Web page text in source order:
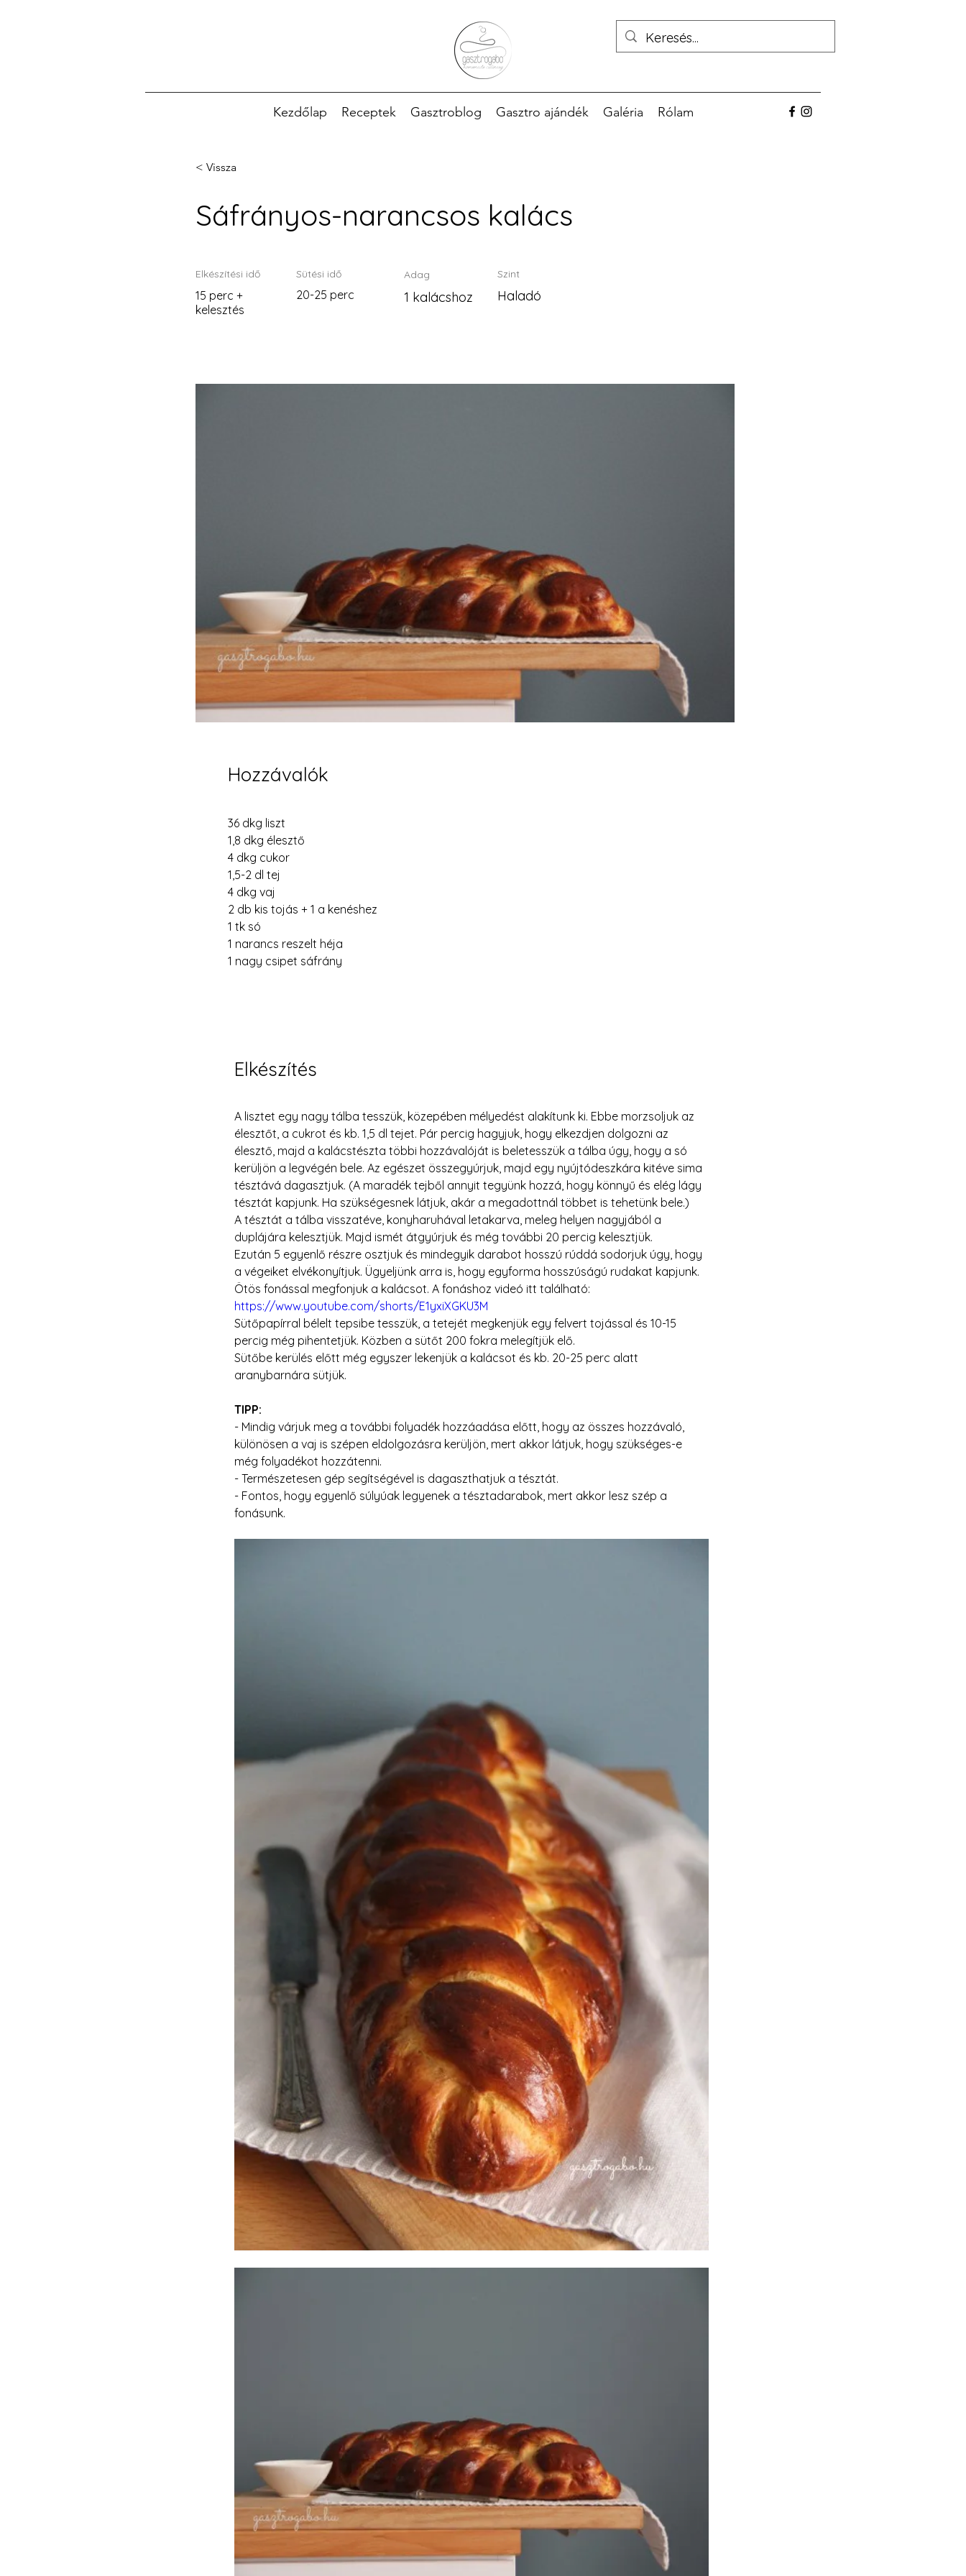
Kezdőlap Receptek Gasztroblog Gasztro ajándék Galéria Rólam
< Vissza
Sáfrányos-narancsos kalács
Elkészítési idő
15 perc +
kelesztés
Sütési idő
20-25 perc
Adag
1 kalácshoz
Szint
Haladó
Hozzávalók
36 dkg liszt
1,8 dkg élesztő
4 dkg cukor
1,5-2 dl tej
4 dkg vaj
2 db kis tojás + 1 a kenéshez
1 tk só
1 narancs reszelt héja
1 nagy csipet sáfrány
Elkészítés
A lisztet egy nagy tálba tesszük, közepében mélyedést alakítunk ki. Ebbe morzsoljuk az
élesztőt, a cukrot és kb. 1,5 dl tejet. Pár percig hagyjuk, hogy elkezdjen dolgozni az
élesztő, majd a kalácstészta többi hozzávalóját is beletesszük a tálba úgy, hogy a só
kerüljön a legvégén bele. Az egészet összegyúrjuk, majd egy nyújtódeszkára kitéve sima
tésztává dagasztjuk. (A maradék tejből annyit tegyünk hozzá, hogy könnyű és elég lágy
tésztát kapjunk. Ha szükségesnek látjuk, akár a megadottnál többet is tehetünk bele.)
A tésztát a tálba visszatéve, konyharuhával letakarva, meleg helyen nagyjából a
duplájára kelesztjük. Majd ismét átgyúrjuk és még további 20 percig kelesztjük.
Ezután 5 egyenlő részre osztjuk és mindegyik darabot hosszú rúddá sodorjuk úgy, hogy
a végeiket elvékonyítjuk. Ügyeljünk arra is, hogy egyforma hosszúságú rudakat kapjunk.
Ötös fonással megfonjuk a kalácsot. A fonáshoz videó itt található:
https://www.youtube.com/shorts/E1yxiXGKU3M
Sütőpapírral bélelt tepsibe tesszük, a tetejét megkenjük egy felvert tojással és 10-15
percig még pihentetjük. Közben a sütőt 200 fokra melegítjük elő.
Sütőbe kerülés előtt még egyszer lekenjük a kalácsot és kb. 20-25 perc alatt
aranybarnára sütjük.
TIPP:
- Mindig várjuk meg a további folyadék hozzáadása előtt, hogy az összes hozzávaló,
különösen a vaj is szépen eldolgozásra kerüljön, mert akkor látjuk, hogy szükséges-e
még folyadékot hozzátenni.
- Természetesen gép segítségével is dagaszthatjuk a tésztát.
- Fontos, hogy egyenlő súlyúak legyenek a tésztadarabok, mert akkor lesz szép a
fonásunk.